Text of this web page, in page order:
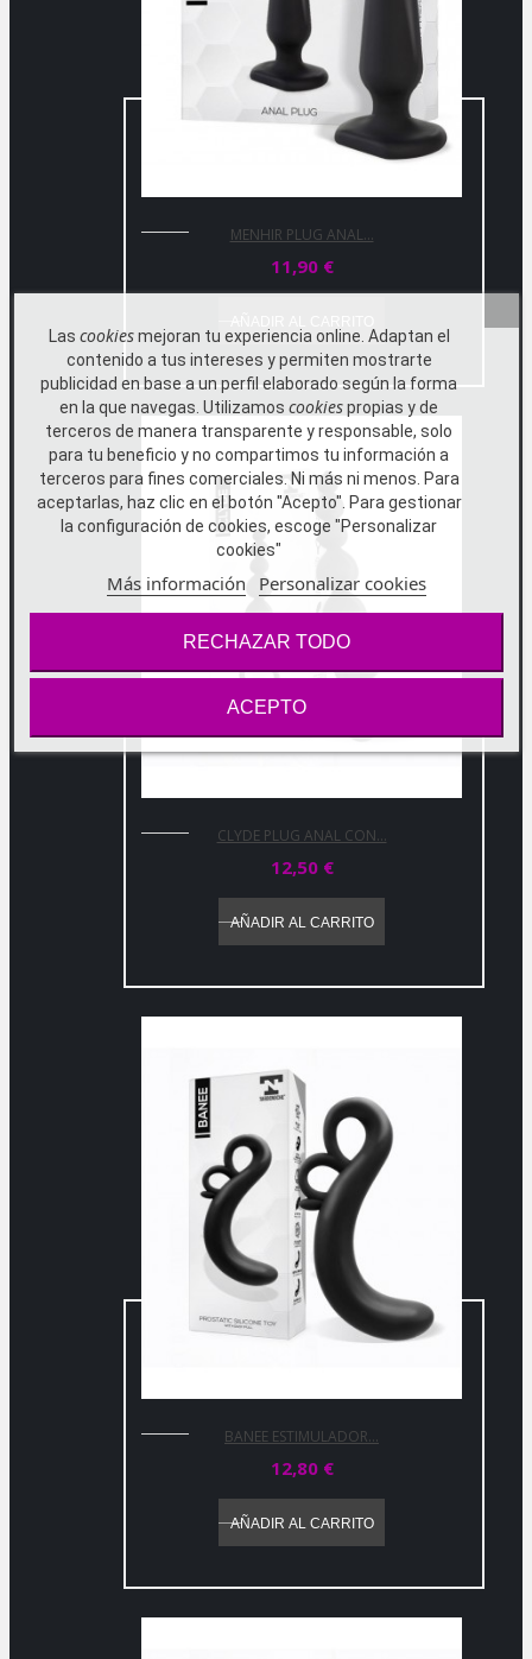
Las cookiesmejoran tu experiencia online. Adaptan el
contenido a tus intereses y permiten mostrarte
publicidad en base a un perfil elaborado según la forma
en la que navegas. Utilizamos cookiespropias y de
terceros de manera transparente y responsable, solo
para tu beneficio y no compartimos tu información a
terceros para fines comerciales. Ni más ni menos. Para
aceptarlas, haz clic en el botón "Acepto". Para gestionar
la configuración de cookies, escoge "Personalizar
cookies"
Más información Personalizar cookies
RECHAZAR TODO
ACEPTO
MENHIR PLUG ANAL...
11,90 €
CLYDE PLUG ANAL CON...
12,50 €
AÑADIR AL CARRITO
BANEE ESTIMULADOR...
12,80 €
AÑADIR AL CARRITO